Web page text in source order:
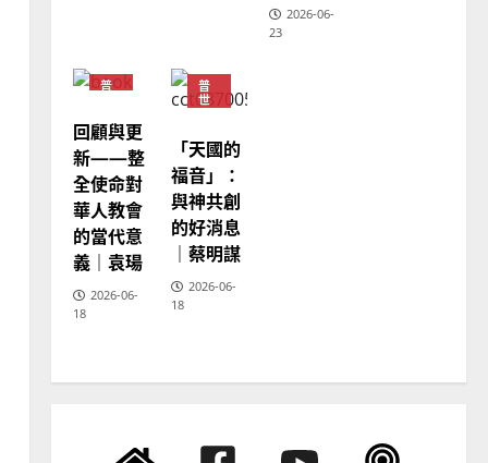
宣教的整全使命｜王永信
4
普世宣教
向穆斯林傳福音的可行策略
｜黃約瑟
陽瑞萍
2026-06-
23
普
教
回顧與更
新——整
全使命對
華人教會
的當代意
義｜袁瑒
2026-06-
18
普
世
神
學
教
育
「天國的
福音」：
與神共創
的好消息
｜蔡明謀
2026-06-
18